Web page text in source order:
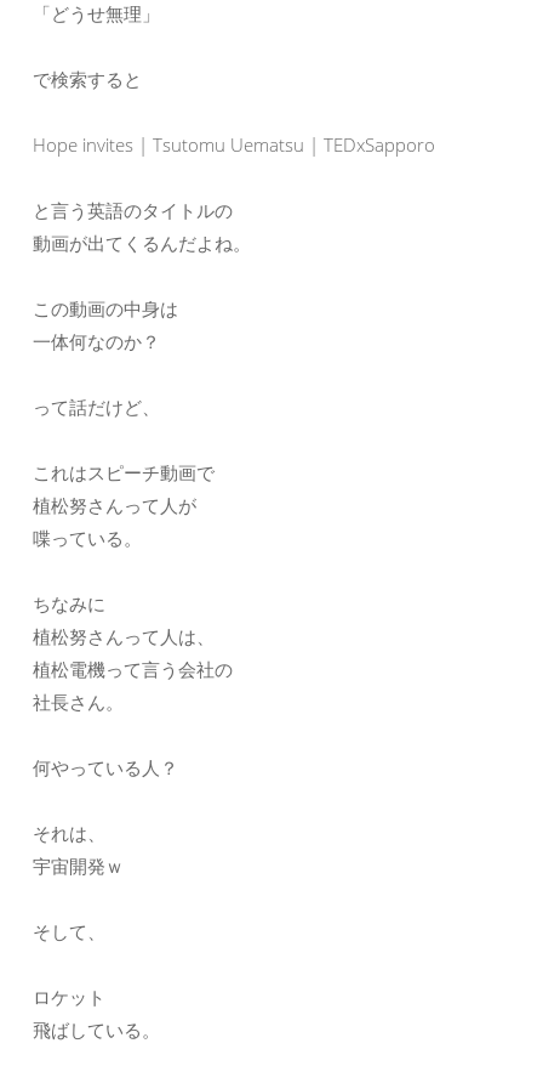
「どうせ無理」
で検索すると
Hope invites | Tsutomu Uematsu | TEDxSapporo
と言う英語のタイトルの
動画が出てくるんだよね。
この動画の中身は
一体何なのか？
って話だけど、
これはスピーチ動画で
植松努さんって人が
喋っている。
ちなみに
植松努さんって人は、
植松電機って言う会社の
社長さん。
何やっている人？
それは、
宇宙開発ｗ
そして、
ロケット
飛ばしている。